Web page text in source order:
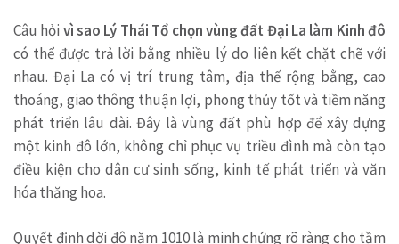
Câu hỏi vì sao Lý Thái Tổ chọn vùng đất Đại La làm Kinh đô
có thể được trả lời bằng nhiều lý do liên kết chặt chẽ với
nhau. Đại La có vị trí trung tâm, địa thế rộng bằng, cao
thoáng, giao thông thuận lợi, phong thủy tốt và tiềm năng
phát triển lâu dài. Đây là vùng đất phù hợp để xây dựng
một kinh đô lớn, không chỉ phục vụ triều đình mà còn tạo
điều kiện cho dân cư sinh sống, kinh tế phát triển và văn
hóa thăng hoa.
Quyết định dời đô năm 1010 là minh chứng rõ ràng cho tầm